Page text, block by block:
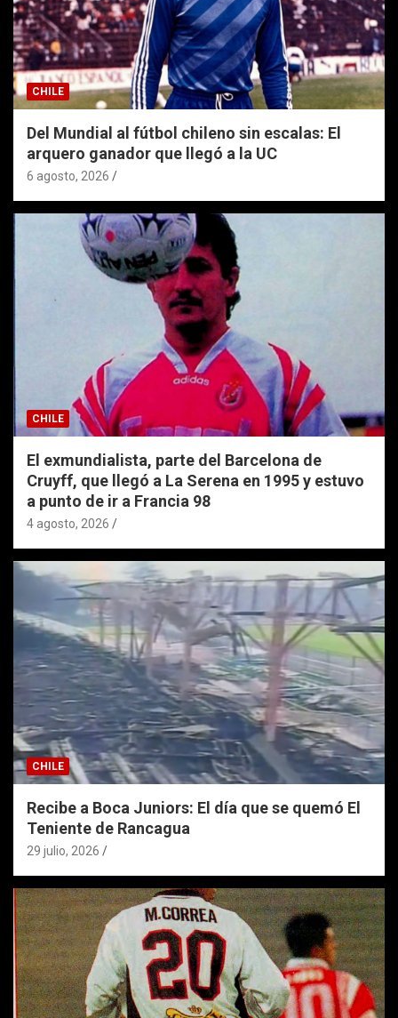
CHILE
Del Mundial al fútbol chileno sin escalas: El
arquero ganador que llegó a la UC
6 agosto, 2026
CHILE
El exmundialista, parte del Barcelona de
Cruyff, que llegó a La Serena en 1995 y estuvo
a punto de ir a Francia 98
4 agosto, 2026
CHILE
Recibe a Boca Juniors: El día que se quemó El
Teniente de Rancagua
29 julio, 2026